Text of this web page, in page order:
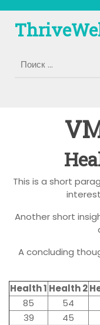
содержимому
This is a short
Another short
A concluding
Health 1 Health 2
85
54
39
45